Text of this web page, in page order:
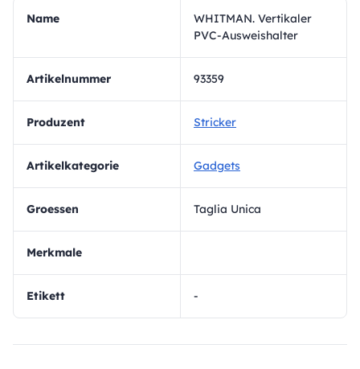
Name
WHITMAN. Vertikaler
PVC-Ausweishalter
Artikelnummer 93359
Produzent Stricker
Artikelkategorie Gadgets
Groessen Taglia Unica
Merkmale
Etikett -